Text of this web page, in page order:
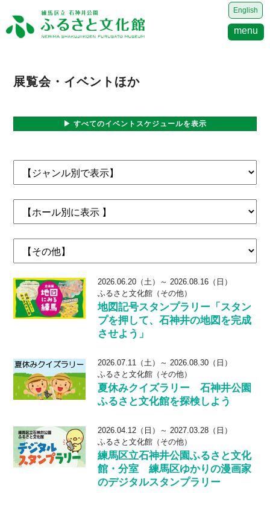
English
menu
展覧会・イベントほか
▶ すべてのイベントスケジュールを表示
2026.06.20（土）～ 2026.08.16（日）
ふるさと文化館（その他）
地図記号スタンプラリー「スタン
プを押して、石神井の地図を完成
させよう」
2026.07.11（土）～ 2026.08.30（日）
ふるさと文化館（その他）
夏休みクイズラリー 石神井公園
ふるさと文化館を探検しよう
2026.04.12（日）～ 2027.03.28（日）
ふるさと文化館（その他）
練馬区立石神井公園ふるさと文化
館・分室 練馬区ゆかりの漫画家
のデジタルスタンプラリー